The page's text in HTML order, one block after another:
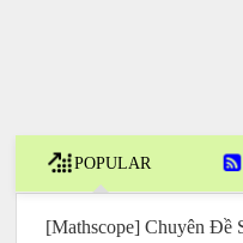
POPULAR
[Mathscope] Chuyên Đề